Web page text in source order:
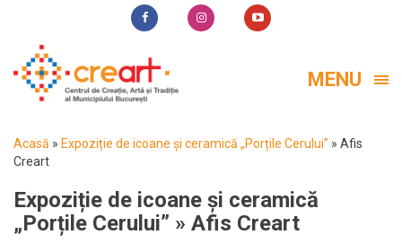
MENU
Acasă » Expoziție de icoane și ceramică „Porțile Cerului” » Afis
Creart
Expoziție de icoane și ceramică
„Porțile Cerului” » Afis Creart